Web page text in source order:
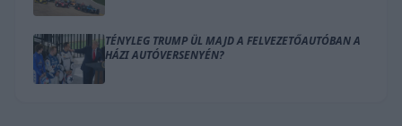
TÉNYLEG TRUMP ÜL MAJD A FELVEZETŐAUTÓBAN A
HÁZI AUTÓVERSENYÉN?